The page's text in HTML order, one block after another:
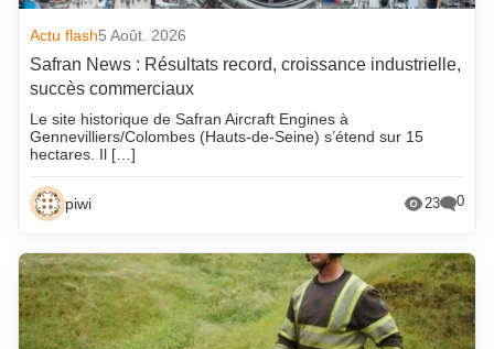
Actu flash5 Août. 2026
Safran News : Résultats record, croissance industrielle,
succès commerciaux
Le site historique de Safran Aircraft Engines à
Gennevilliers/Colombes (Hauts-de-Seine) s’étend sur 15
hectares. Il […]
piwi 23 0